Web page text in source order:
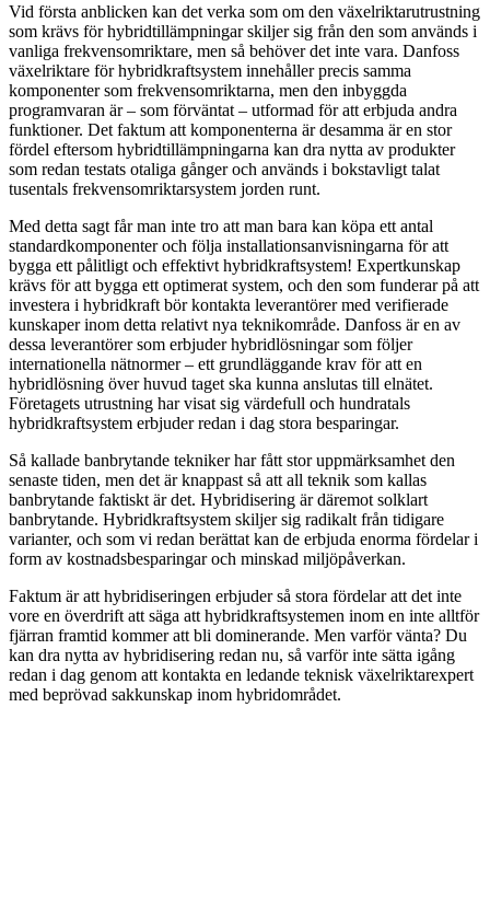
Vid första anblicken kan det verka som om den växelriktarutrustning
som krävs för hybridtillämpningar skiljer sig från den som används i
vanliga frekvensomriktare, men så behöver det inte vara. Danfoss
växelriktare för hybridkraftsystem innehåller precis samma
komponenter som frekvensomriktarna, men den inbyggda
programvaran är – som förväntat – utformad för att erbjuda andra
funktioner. Det faktum att komponenterna är desamma är en stor
fördel eftersom hybridtillämpningarna kan dra nytta av produkter
som redan testats otaliga gånger och används i bokstavligt talat
tusentals frekvensomriktarsystem jorden runt.
Med detta sagt får man inte tro att man bara kan köpa ett antal
standardkomponenter och följa installationsanvisningarna för att
bygga ett pålitligt och effektivt hybridkraftsystem! Expertkunskap
krävs för att bygga ett optimerat system, och den som funderar på att
investera i hybridkraft bör kontakta leverantörer med verifierade
kunskaper inom detta relativt nya teknikområde. Danfoss är en av
dessa leverantörer som erbjuder hybridlösningar som följer
internationella nätnormer – ett grundläggande krav för att en
hybridlösning över huvud taget ska kunna anslutas till elnätet.
Företagets utrustning har visat sig värdefull och hundratals
hybridkraftsystem erbjuder redan i dag stora besparingar.
Så kallade banbrytande tekniker har fått stor uppmärksamhet den
senaste tiden, men det är knappast så att all teknik som kallas
banbrytande faktiskt är det. Hybridisering är däremot solklart
banbrytande. Hybridkraftsystem skiljer sig radikalt från tidigare
varianter, och som vi redan berättat kan de erbjuda enorma fördelar i
form av kostnadsbesparingar och minskad miljöpåverkan.
Faktum är att hybridiseringen erbjuder så stora fördelar att det inte
vore en överdrift att säga att hybridkraftsystemen inom en inte alltför
fjärran framtid kommer att bli dominerande. Men varför vänta? Du
kan dra nytta av hybridisering redan nu, så varför inte sätta igång
redan i dag genom att kontakta en ledande teknisk växelriktarexpert
med beprövad sakkunskap inom hybridområdet.